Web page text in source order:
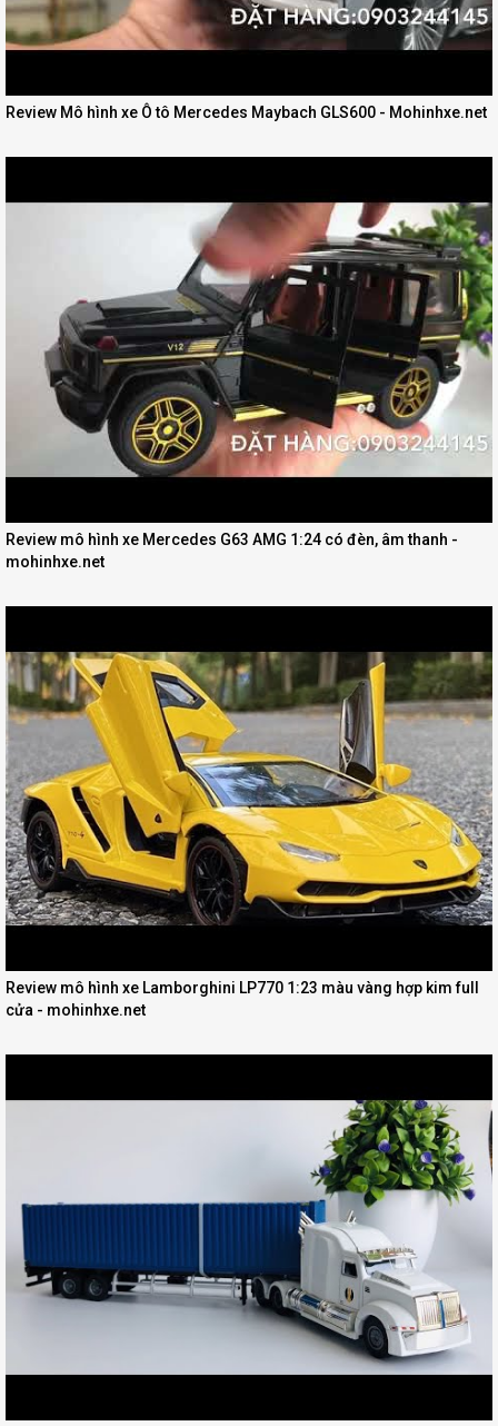
Review Mô hình xe Ô tô Mercedes Maybach GLS600 - Mohinhxe.net
Review mô hình xe Mercedes G63 AMG 1:24 có đèn, âm thanh -
mohinhxe.net
Review mô hình xe Lamborghini LP770 1:23 màu vàng hợp kim full
cửa - mohinhxe.net